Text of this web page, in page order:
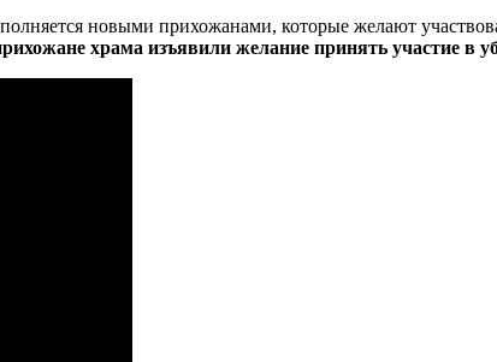
новыми прихожанами, которые желают
храма изъявили желание принять участие в